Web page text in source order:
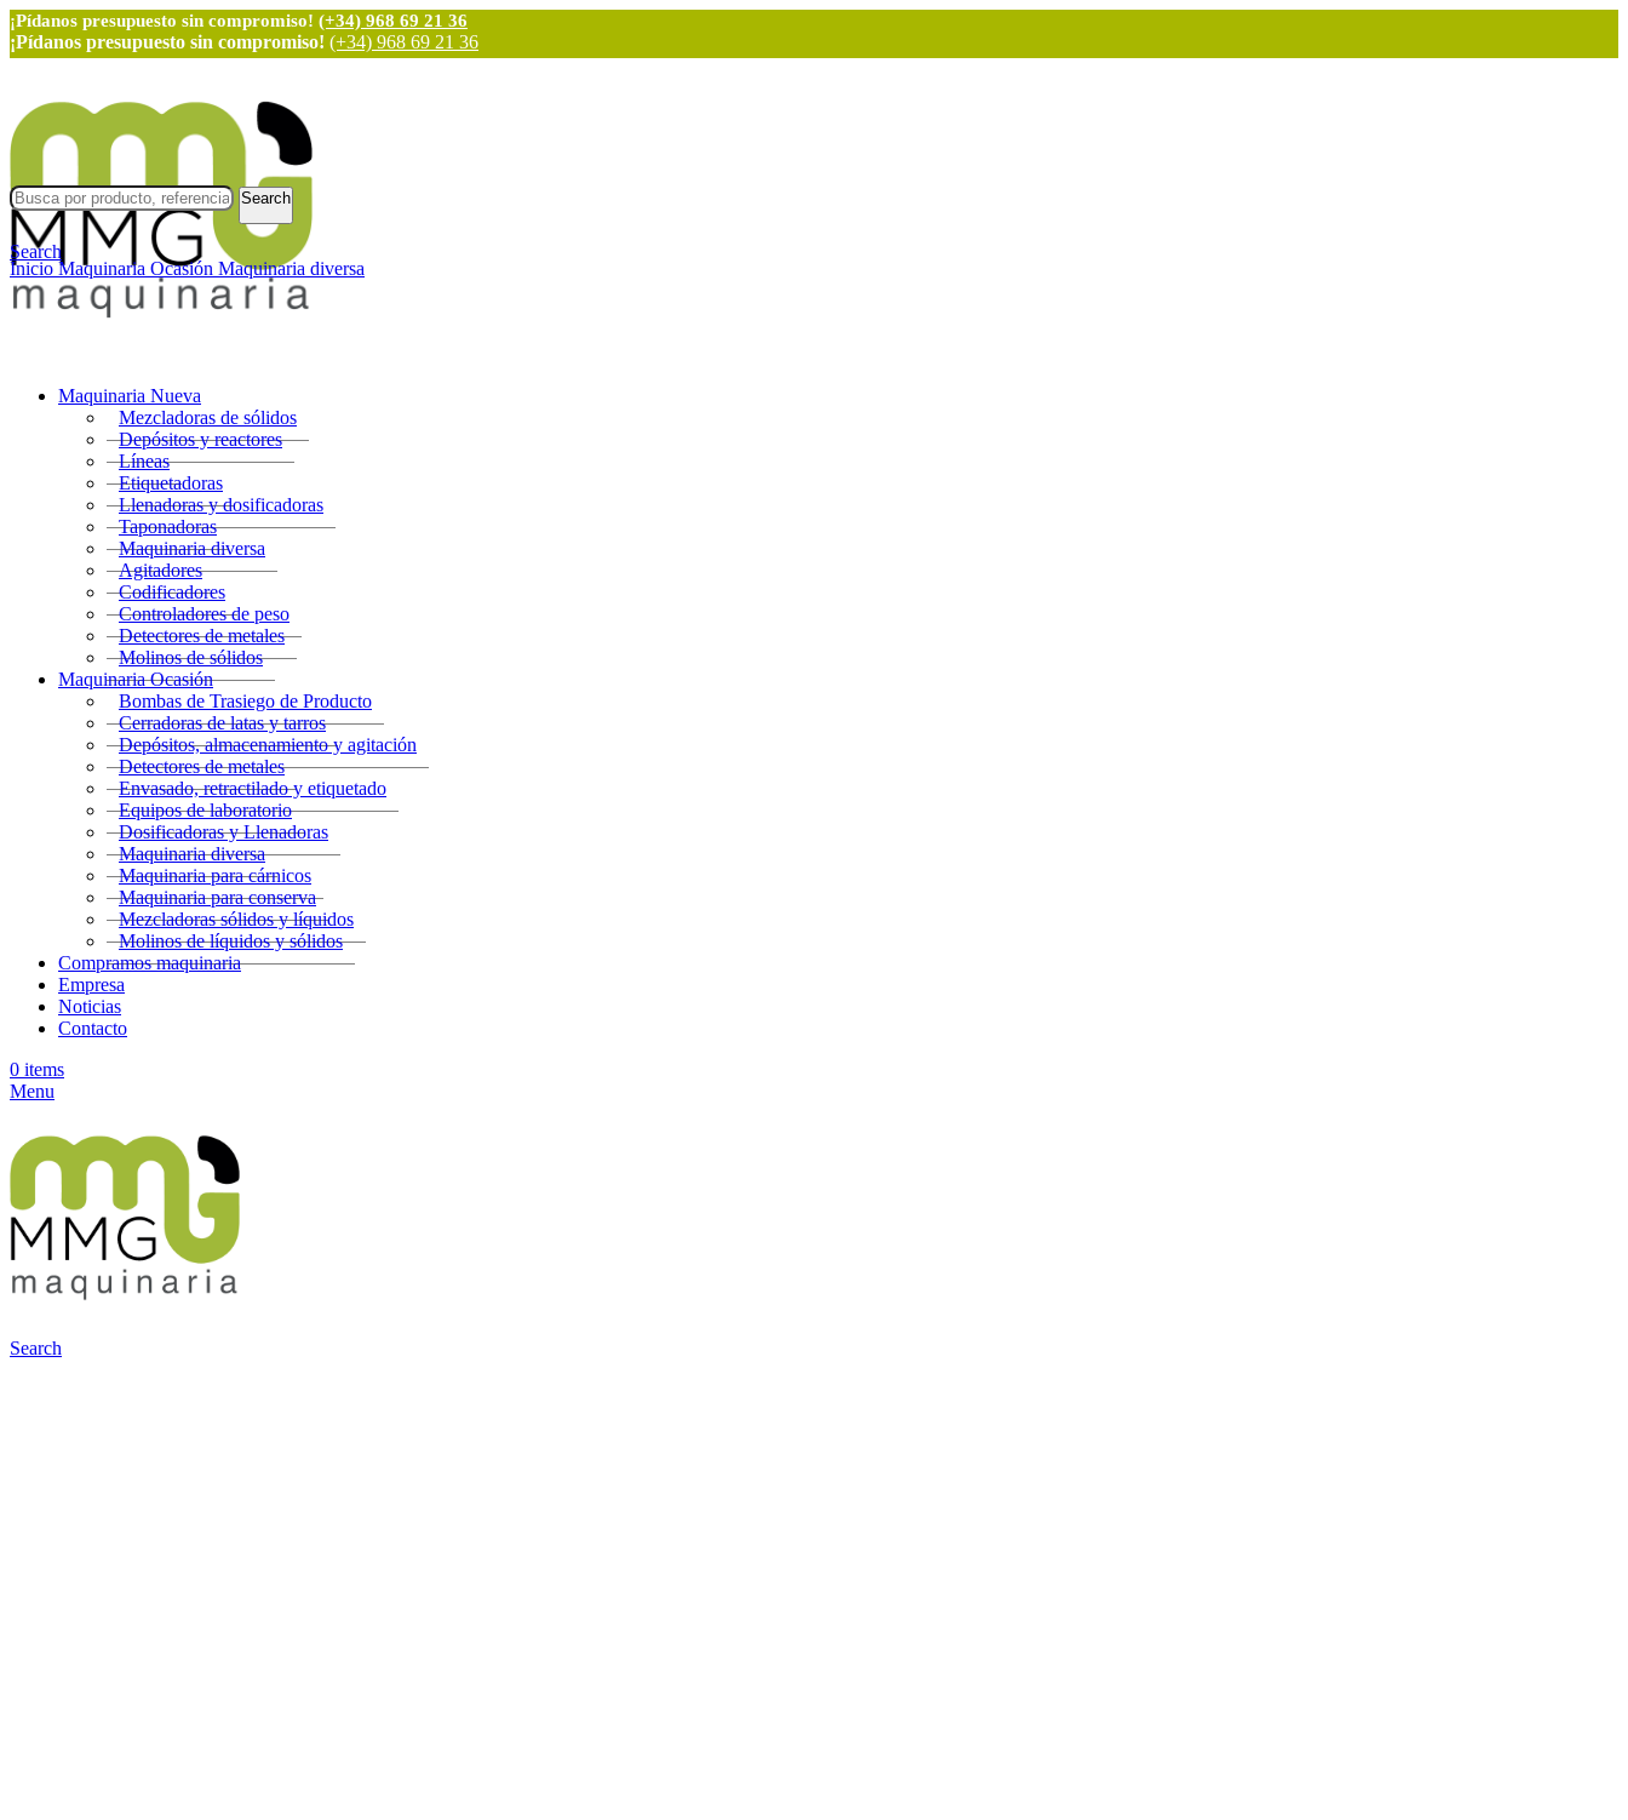
¡Pídanos presupuesto sin compromiso! (+34) 968 69 21 36
¡Pídanos presupuesto sin compromiso! (+34) 968 69 21 36
Maquinaria Nueva
Mezcladoras de sólidos
Depósitos y reactores
Líneas
Etiquetadoras
Llenadoras y dosificadoras
Taponadoras
Maquinaria diversa
Agitadores
Codificadores
Controladores de peso
Detectores de metales
Molinos de sólidos
Maquinaria Ocasión
Bombas de Trasiego de Producto
Cerradoras de latas y tarros
Depósitos, almacenamiento y agitación
Detectores de metales
Envasado, retractilado y etiquetado
Equipos de laboratorio
Dosificadoras y Llenadoras
Maquinaria diversa
Maquinaria para cárnicos
Maquinaria para conserva
Mezcladoras sólidos y líquidos
Molinos de líquidos y sólidos
Compramos maquinaria
Empresa
Noticias
Contacto
0 items
Menu
Search
Search
Search
Inicio Maquinaria Ocasión Maquinaria diversa